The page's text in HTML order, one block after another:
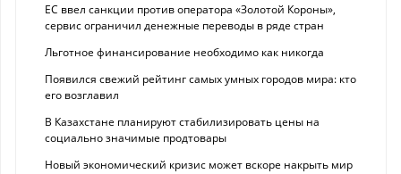
ЕС ввел санкции против оператора «Золотой Короны»,
сервис ограничил денежные переводы в ряде стран
Льготное финансирование необходимо как никогда
Появился свежий рейтинг самых умных городов мира: кто
его возглавил
В Казахстане планируют стабилизировать цены на
социально значимые продтовары
Новый экономический кризис может вскоре накрыть мир